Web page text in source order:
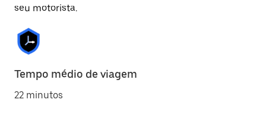
seu motorista.
Tempo médio de viagem
22 minutos